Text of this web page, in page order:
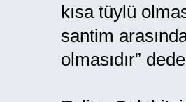
kısa tüylü
santim
olmasıdır”